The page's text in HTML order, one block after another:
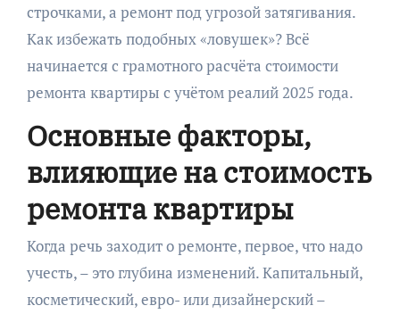
строчками, а ремонт под угрозой затягивания.
Как избежать подобных «ловушек»? Всё
начинается с грамотного расчёта стоимости
ремонта квартиры с учётом реалий 2025 года.
Основные факторы,
влияющие на стоимость
ремонта квартиры
Когда речь заходит о ремонте, первое, что надо
учесть, – это глубина изменений. Капитальный,
косметический, евро- или дизайнерский –